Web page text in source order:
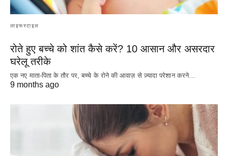
लाइफस्टाइल
रोते हुए बच्चे को शांत कैसे करें? 10 आसान और असरदार
घरेलू तरीके
एक नए माता-पिता के तौर पर, बच्चे के रोने की आवाज़ से ज़्यादा परेशान करने…
9 months ago